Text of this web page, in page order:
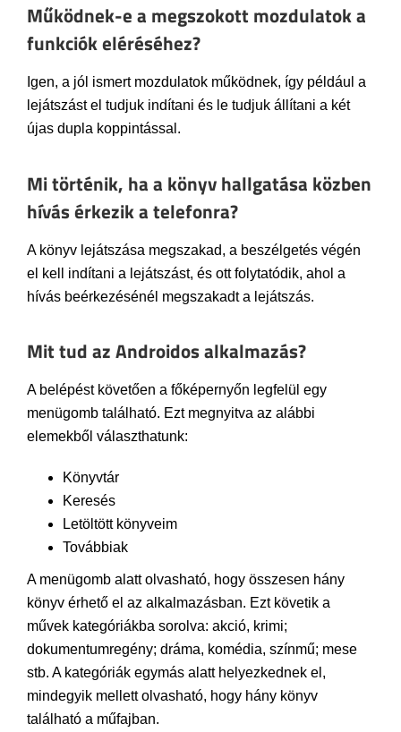
Működnek-e a megszokott mozdulatok a
funkciók eléréséhez?
Igen, a jól ismert mozdulatok működnek, így például a
lejátszást el tudjuk indítani és le tudjuk állítani a két
újas dupla koppintással.
Mi történik, ha a könyv hallgatása közben
hívás érkezik a telefonra?
A könyv lejátszása megszakad, a beszélgetés végén
el kell indítani a lejátszást, és ott folytatódik, ahol a
hívás beérkezésénél megszakadt a lejátszás.
Mit tud az Androidos alkalmazás?
A belépést követően a főképernyőn legfelül egy
menügomb található. Ezt megnyitva az alábbi
elemekből választhatunk:
Könyvtár
Keresés
Letöltött könyveim
Továbbiak
A menügomb alatt olvasható, hogy összesen hány
könyv érhető el az alkalmazásban. Ezt követik a
művek kategóriákba sorolva: akció, krimi;
dokumentumregény; dráma, komédia, színmű; mese
stb. A kategóriák egymás alatt helyezkednek el,
mindegyik mellett olvasható, hogy hány könyv
található a műfajban.